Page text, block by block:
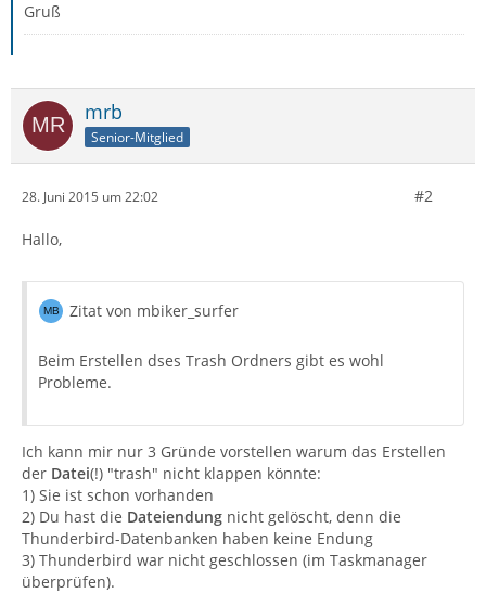
Gruß
mrb
Senior-Mitglied
28. Juni 2015 um 22:02 #2
Hallo,
Zitat von mbiker_surfer
Beim Erstellen dses Trash Ordners gibt es wohl
Probleme.
Ich kann mir nur 3 Gründe vorstellen warum das Erstellen
der Datei(!) "trash" nicht klappen könnte:
1) Sie ist schon vorhanden
2) Du hast die Dateiendung nicht gelöscht, denn die
Thunderbird-Datenbanken haben keine Endung
3) Thunderbird war nicht geschlossen (im Taskmanager
überprüfen).